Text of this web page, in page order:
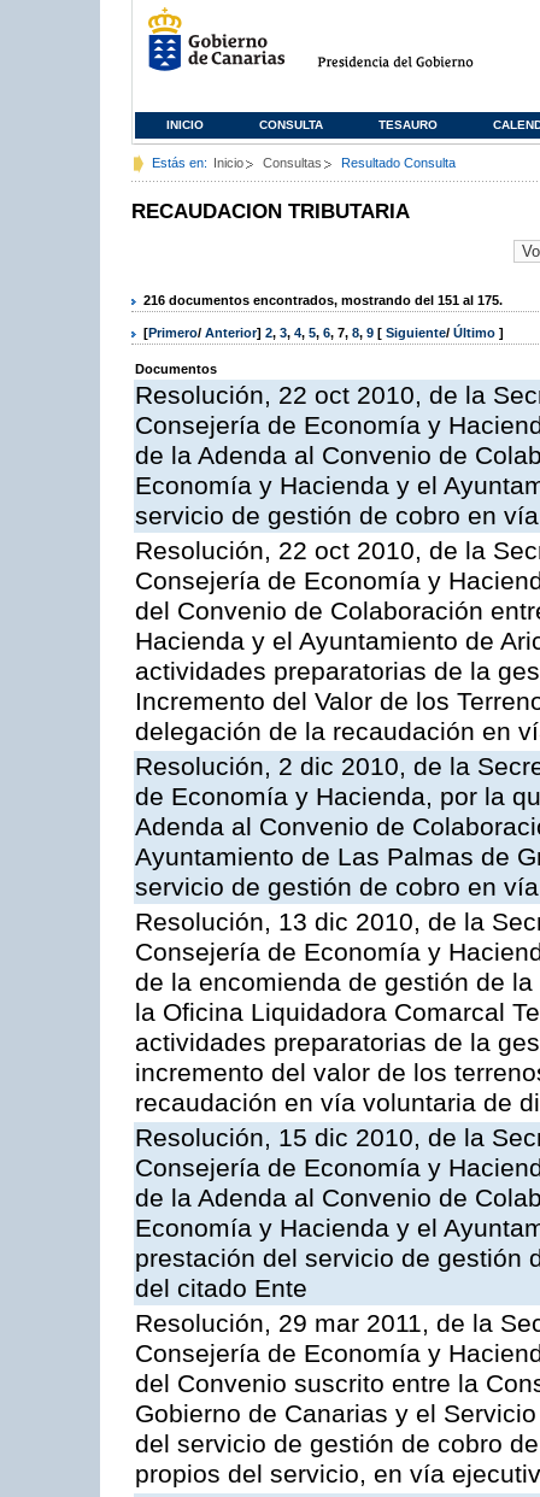
INICIO CONSULTA TESAURO
Estás en: Inicio Consultas Resultado Consulta
RECAUDACION TRIBUTARIA
216 documentos encontrados, mostrando del 151 al 175.
[Primero/ Anterior] 2, 3, 4, 5, 6, 7, 8, 9 [ Siguiente/ Último ]
Documentos
Resolución, 22 oct 2010, de la
Consejería de Economía y
de la Adenda al Convenio de
Economía y Hacienda y el
servicio de gestión de cobro en
Resolución, 22 oct 2010, de la
Consejería de Economía y
del Convenio de Colaboración
Hacienda y el Ayuntamiento de
actividades preparatorias de la
Incremento del Valor de los
delegación de la recaudación en
Resolución, 2 dic 2010, de la
de Economía y Hacienda, por la
Adenda al Convenio de
Ayuntamiento de Las Palmas de
servicio de gestión de cobro en
Resolución, 13 dic 2010, de la
Consejería de Economía y
de la encomienda de gestión de
la Oficina Liquidadora Comarcal
actividades preparatorias de la
incremento del valor de los
recaudación en vía voluntaria de
Resolución, 15 dic 2010, de la
Consejería de Economía y
de la Adenda al Convenio de
Economía y Hacienda y el
prestación del servicio de gestión
del citado Ente
Resolución, 29 mar 2011, de la
Consejería de Economía y
del Convenio suscrito entre la
Gobierno de Canarias y el
del servicio de gestión de cobro
propios del servicio, en vía